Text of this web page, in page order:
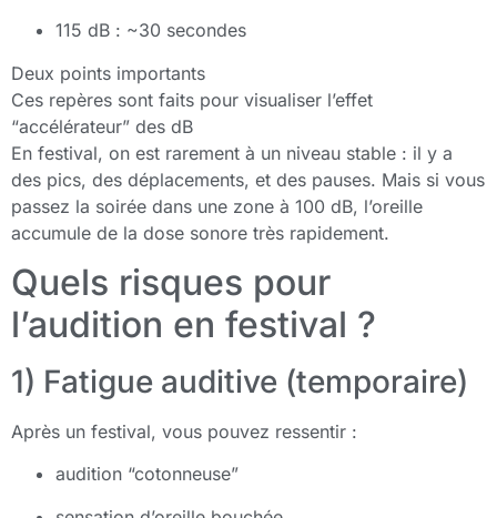
115 dB : ~30 secondes
Deux points importants
Ces repères sont faits pour visualiser l’effet
“accélérateur” des dB
En festival, on est rarement à un niveau stable : il y a
des pics, des déplacements, et des pauses. Mais si vous
passez la soirée dans une zone à 100 dB, l’oreille
accumule de la dose sonore très rapidement.
Quels risques pour
l’audition en festival ?
1) Fatigue auditive (temporaire)
Après un festival, vous pouvez ressentir :
audition “cotonneuse”